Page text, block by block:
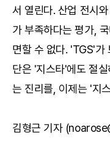
서 열린다. 산업 전시
가 부족하다는 평가,
면할 수 없다. 'TGS'가
단은 '지스타'에도 절
는 진리를, 이제는 '지
김형근 기자